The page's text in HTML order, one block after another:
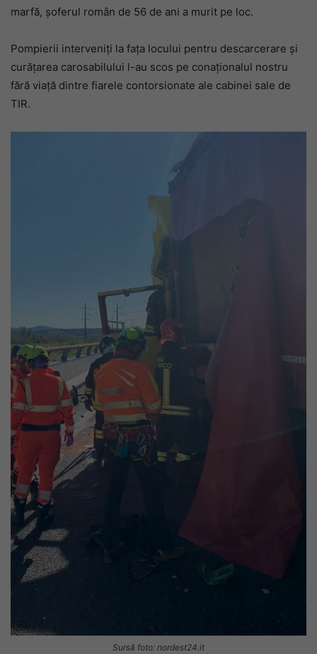
marfă, șoferul român de 56 de ani a murit pe loc.
Pompierii interveniți la fața locului pentru descarcerare și
curățarea carosabilului l-au scos pe conaționalul nostru
fără viață dintre fiarele contorsionate ale cabinei sale de
TIR.
Sursă foto: nordest24.it